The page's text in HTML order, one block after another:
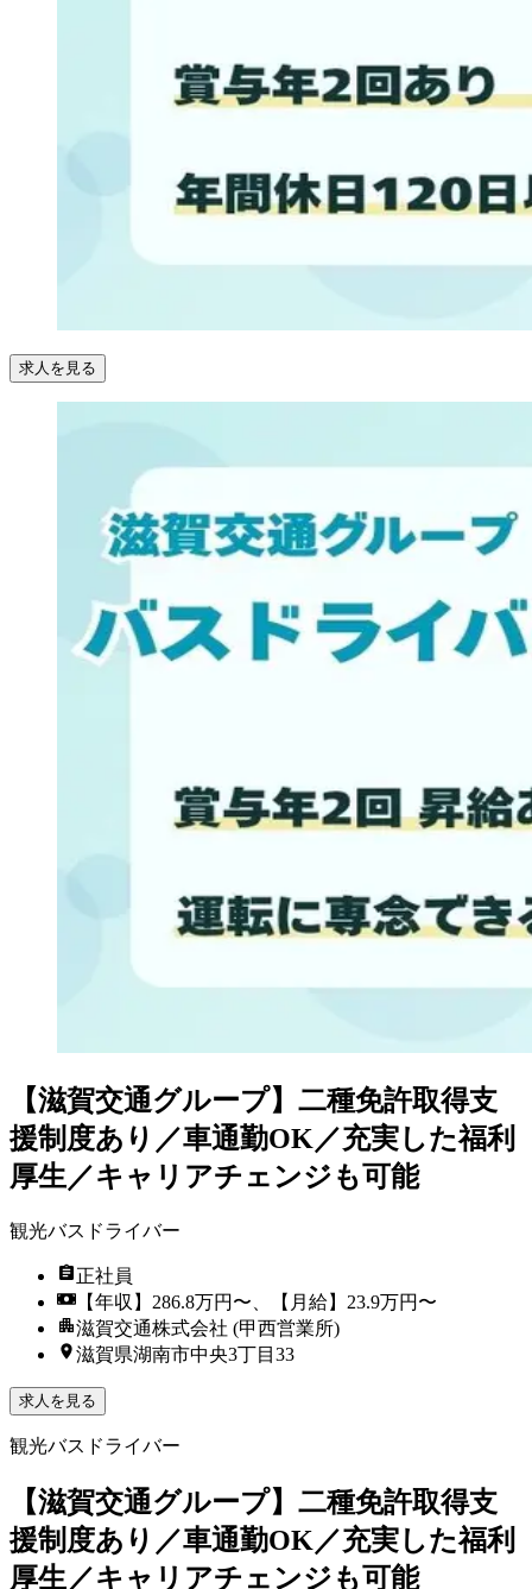
求人を見る
【滋賀交通グループ】二種免許取得支
援制度あり／車通勤OK／充実した福利
厚生／キャリアチェンジも可能
観光バスドライバー
正社員
【年収】286.8万円〜、【月給】23.9万円〜
滋賀交通株式会社 (甲西営業所)
滋賀県湖南市中央3丁目33
求人を見る
観光バスドライバー
【滋賀交通グループ】二種免許取得支
援制度あり／車通勤OK／充実した福利
厚生／キャリアチェンジも可能